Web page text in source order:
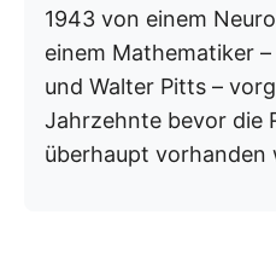
1943 von einem
einem Mathematiker
und Walter Pitts –
Jahrzehnte bevor die
überhaupt vorhanden